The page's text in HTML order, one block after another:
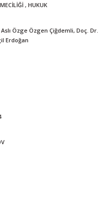
, HUKUK
Özge Özgen Çiğdemli, Doç. Dr.
Erdoğan